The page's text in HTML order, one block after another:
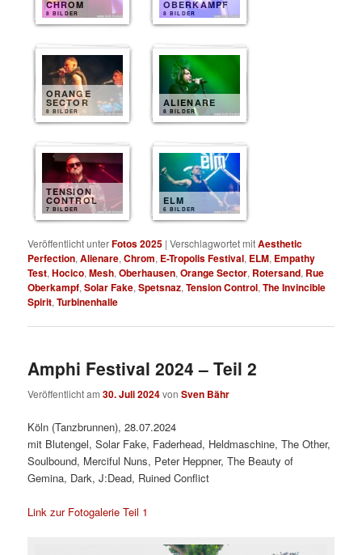
CHROM
8 BILDER
OBERKAMPF
8 BILDER
ORANGE
SECTOR
8 BILDER
ALIENARE
8 BILDER
TENSION
CONTROL
7 BILDER
ELM
6 BILDER
Veröffentlicht unterFotos 2025 |Verschlagwortet mitAesthetic
Perfection,Alienare,Chrom, E-Tropolis Festival, ELM, Empathy
Test,Hocico,Mesh,Oberhausen,Orange Sector, Rotersand, Rue
Oberkampf,Solar Fake,Spetsnaz,Tension Control,The Invincible
Spirit,Turbinenhalle
Amphi Festival 2024 – Teil 2
Veröffentlicht am30. Juli 2024vonSven Bähr
Köln (Tanzbrunnen), 28.07.2024
mit Blutengel, Solar Fake, Faderhead, Heldmaschine, The Other,
Soulbound, Merciful Nuns, Peter Heppner, The Beauty of
Gemina, Dark, J:Dead, Ruined Conflict
Link zur Fotogalerie Teil 1